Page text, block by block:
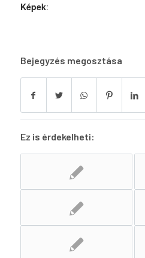
Képek:
Bejegyzés megosztása
Ez is érdekelheti: